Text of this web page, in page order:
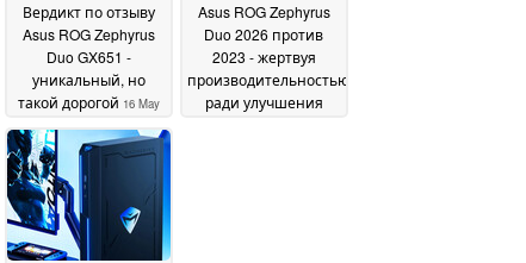
Вердикт по отзыву
Asus ROG Zephyrus
Duo GX651 -
уникальный, но
такой дорогой 16 May
2026
Asus ROG Zephyrus
Duo 2026 против
2023 - жертвуя
производительностью
ради улучшения